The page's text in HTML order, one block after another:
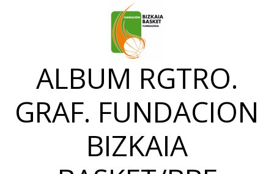
ALBUM RGTRO.
GRAF. FUNDACION
BIZKAIA